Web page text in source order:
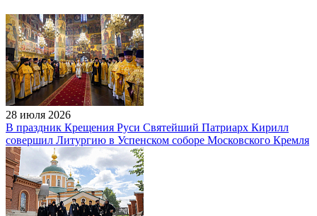
28 июля 2026
В праздник Крещения Руси Святейший Патриарх Кирилл
совершил Литургию в Успенском соборе Московского Кремля